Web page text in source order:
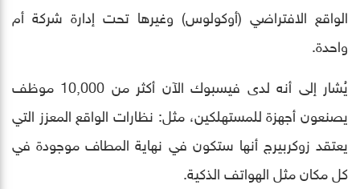
الواقع الافتراضي (أوكولوس) وغيرها تحت إدارة شركة أم
واحدة.
يُشار إلى أنه لدى فيسبوك الآن أكثر من 10,000 موظف
يصنعون أجهزة للمستهلكين، مثل: نظارات الواقع المعزز التي
يعتقد زوكربيرج أنها ستكون في نهاية المطاف موجودة في
كل مكان مثل الهواتف الذكية.